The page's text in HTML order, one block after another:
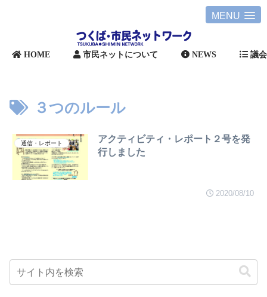
MENU
HOME 市民ネットについて NEWS 議会
３つのルール
通信・レポート
アクティビティ・レポート２号を発
行しました
2020/08/10